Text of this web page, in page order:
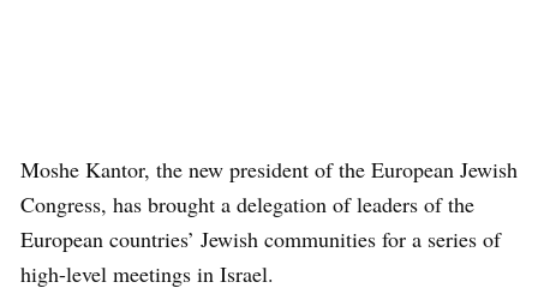
Moshe Kantor, the new president of the European Jewish
Congress, has brought a delegation of leaders of the
European countries’ Jewish communities for a series of
high-level meetings in Israel.